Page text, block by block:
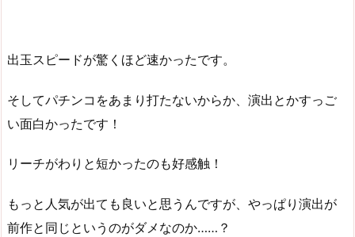
出玉スピードが驚くほど速かったです。
そしてパチンコをあまり打たないからか、演出とかすっご
い面白かったです！
リーチがわりと短かったのも好感触！
もっと人気が出ても良いと思うんですが、やっぱり演出が
前作と同じというのがダメなのか……？